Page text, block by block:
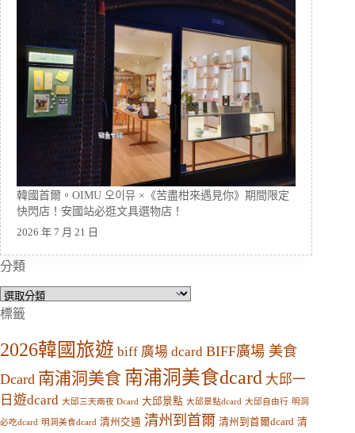
韓國首爾。OIMU 오이뮤 ×《苦盡柑來遇見你》期間限定
快閃店！安國站必逛文具選物店！
2026 年 7 月 21 日
分類
分
類
標籤
2026韓國旅遊 biff 廣場 dcard BIFF廣場 美食
Dcard 南浦洞美食 南浦洞美食dcard 大邱一
日遊dcard 大邱三天兩夜 Dcard 大邱景點 大邱景點dcard 大邱自由行 明洞
必吃dcard 明洞美食dcard 清州交通 清州到首爾 清州到首爾dcard 清